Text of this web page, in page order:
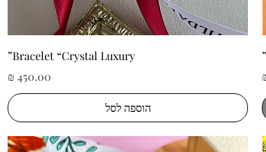
תצוגה מהירה
Bracelet “Crystal Luxury”
מחיר
הוספה לסל